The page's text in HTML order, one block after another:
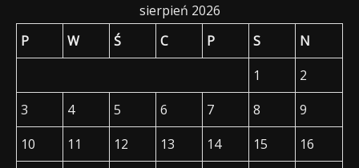
sierpień 2026
P
W Ś C P S
N
1
2
3
4 5 6 7 8
9
10
11 12 13 14 15 16